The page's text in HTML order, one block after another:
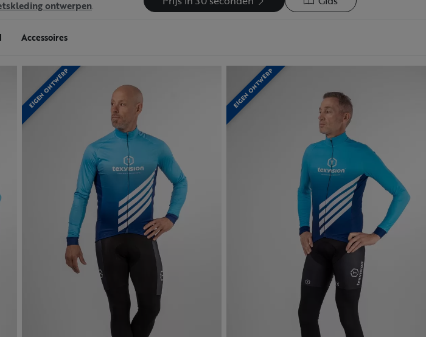
ontwerpen.
Accessoires
EIGEN ONTWERP EIGEN ONTWERP